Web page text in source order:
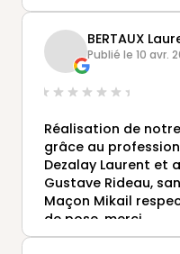
BERTAUX
Publié le 10 avr.
Réalisation de
grâce au
Dezalay Laurent et
Gustave Rideau,
Maçon Mikail
de pose, merci